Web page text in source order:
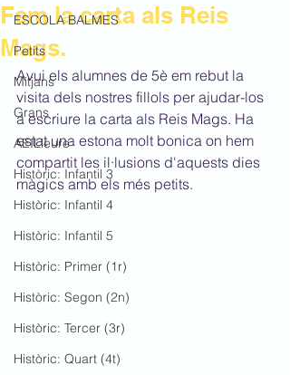
ESCOLA BALMES
Petits
Mitjans
Grans
AEILleure
Històric: Infantil 3
Històric: Infantil 4
Històric: Infantil 5
Històric: Primer (1r)
Històric: Segon (2n)
Històric: Tercer (3r)
Històric: Quart (4t)
Fem la carta als Reis
Mags.
Avui els alumnes de 5è em rebut la
visita dels nostres fillols per ajudar-los
a escriure la carta als Reis Mags. Ha
estat una estona molt bonica on hem
compartit les il·lusions d'aquests dies
màgics amb els més petits.